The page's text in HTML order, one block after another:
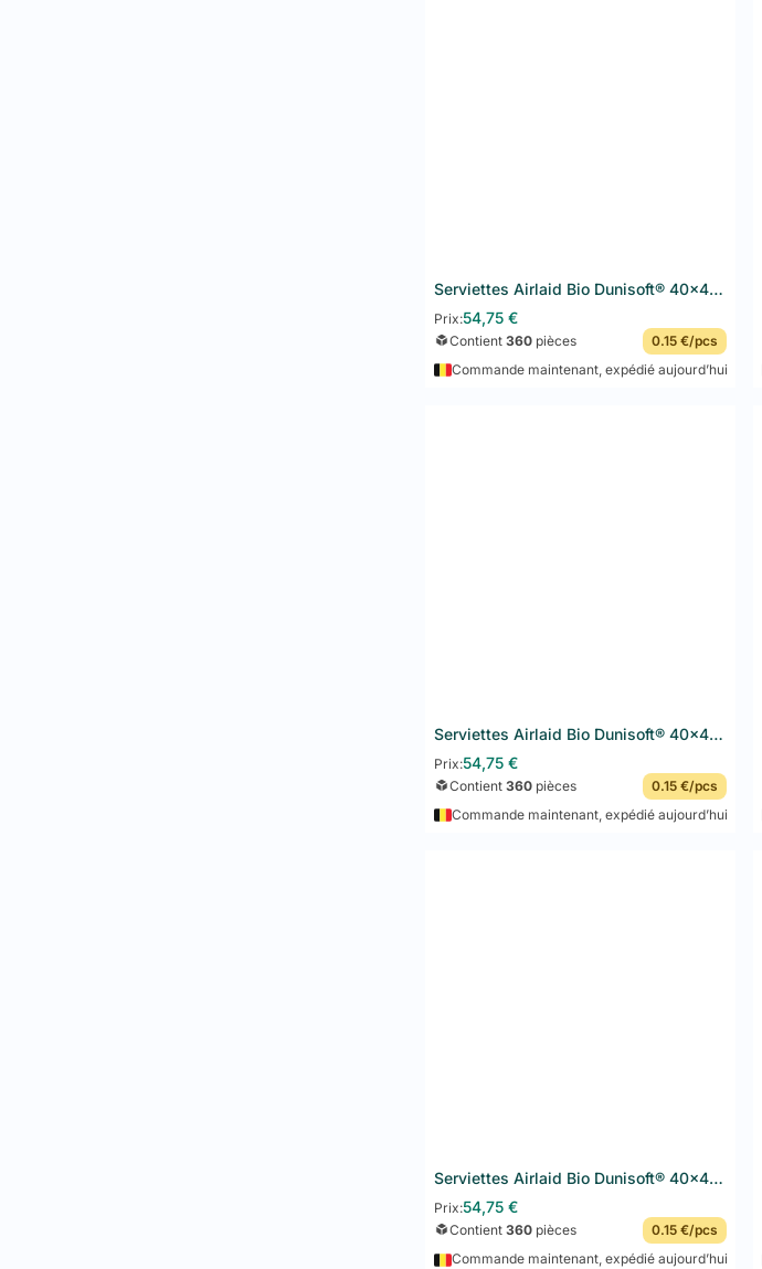
Serviettes Airlaid Bio Dunisoft® 40x40 cm 360PCS Dark Green
Prix:54,75€
Contient 360pièces
0.15 €/pcs
Commande maintenant, expédié aujourd’hui
Serviettes Airlaid Bio Dunisoft® 40x40 cm 360PCS Grey Granite
Prix:54,75€
Contient 360pièces
0.15 €/pcs
Commande maintenant, expédié aujourd’hui
Ajouter au panier Serviettes Airlaid Bio Dunisoft® 40x40 cm 360PCS Kiwi
Prix:54,75€
Contient 360pièces
0.15 €/pcs
Commande maintenant, expédié aujourd’hui